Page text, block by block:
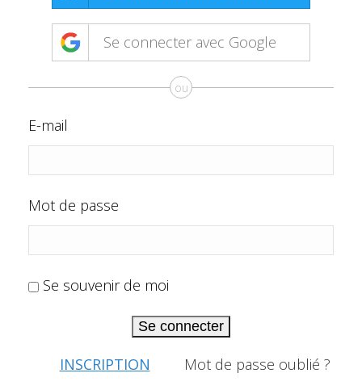
Se connecter avec Google
ou
E-mail
Mot de passe
Se souvenir de moi
Se connecter
INSCRIPTION Mot de passe oublié ?